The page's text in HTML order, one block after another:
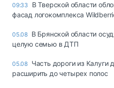
09:33
В Тверской области
фасад логокомплекса
05.08 В Брянской области
целую семью в ДТП
05.08 Часть дороги из Калуги
расширить до четырех полос